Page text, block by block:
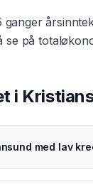
på
i
med lav